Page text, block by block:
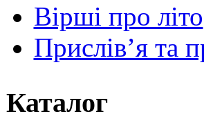
Вірші про літо
Прислів’я та
Каталог